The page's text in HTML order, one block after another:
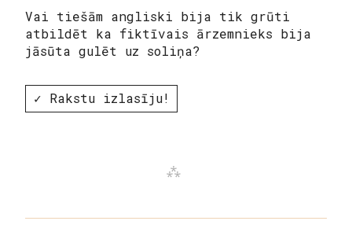
Vai tiešām angliski bija tik grūti
atbildēt ka fiktīvais ārzemnieks bija
jāsūta gulēt uz soliņa?
✓ Rakstu izlasīju!